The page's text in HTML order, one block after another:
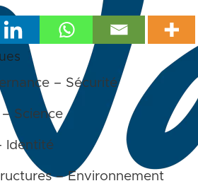
– Sécurité
Science
Identité
– Environnement